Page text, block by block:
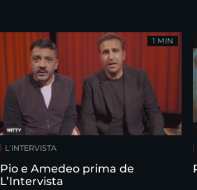
L'INTERVISTA
Pio e Amedeo prima de
L’Intervista
1 MIN